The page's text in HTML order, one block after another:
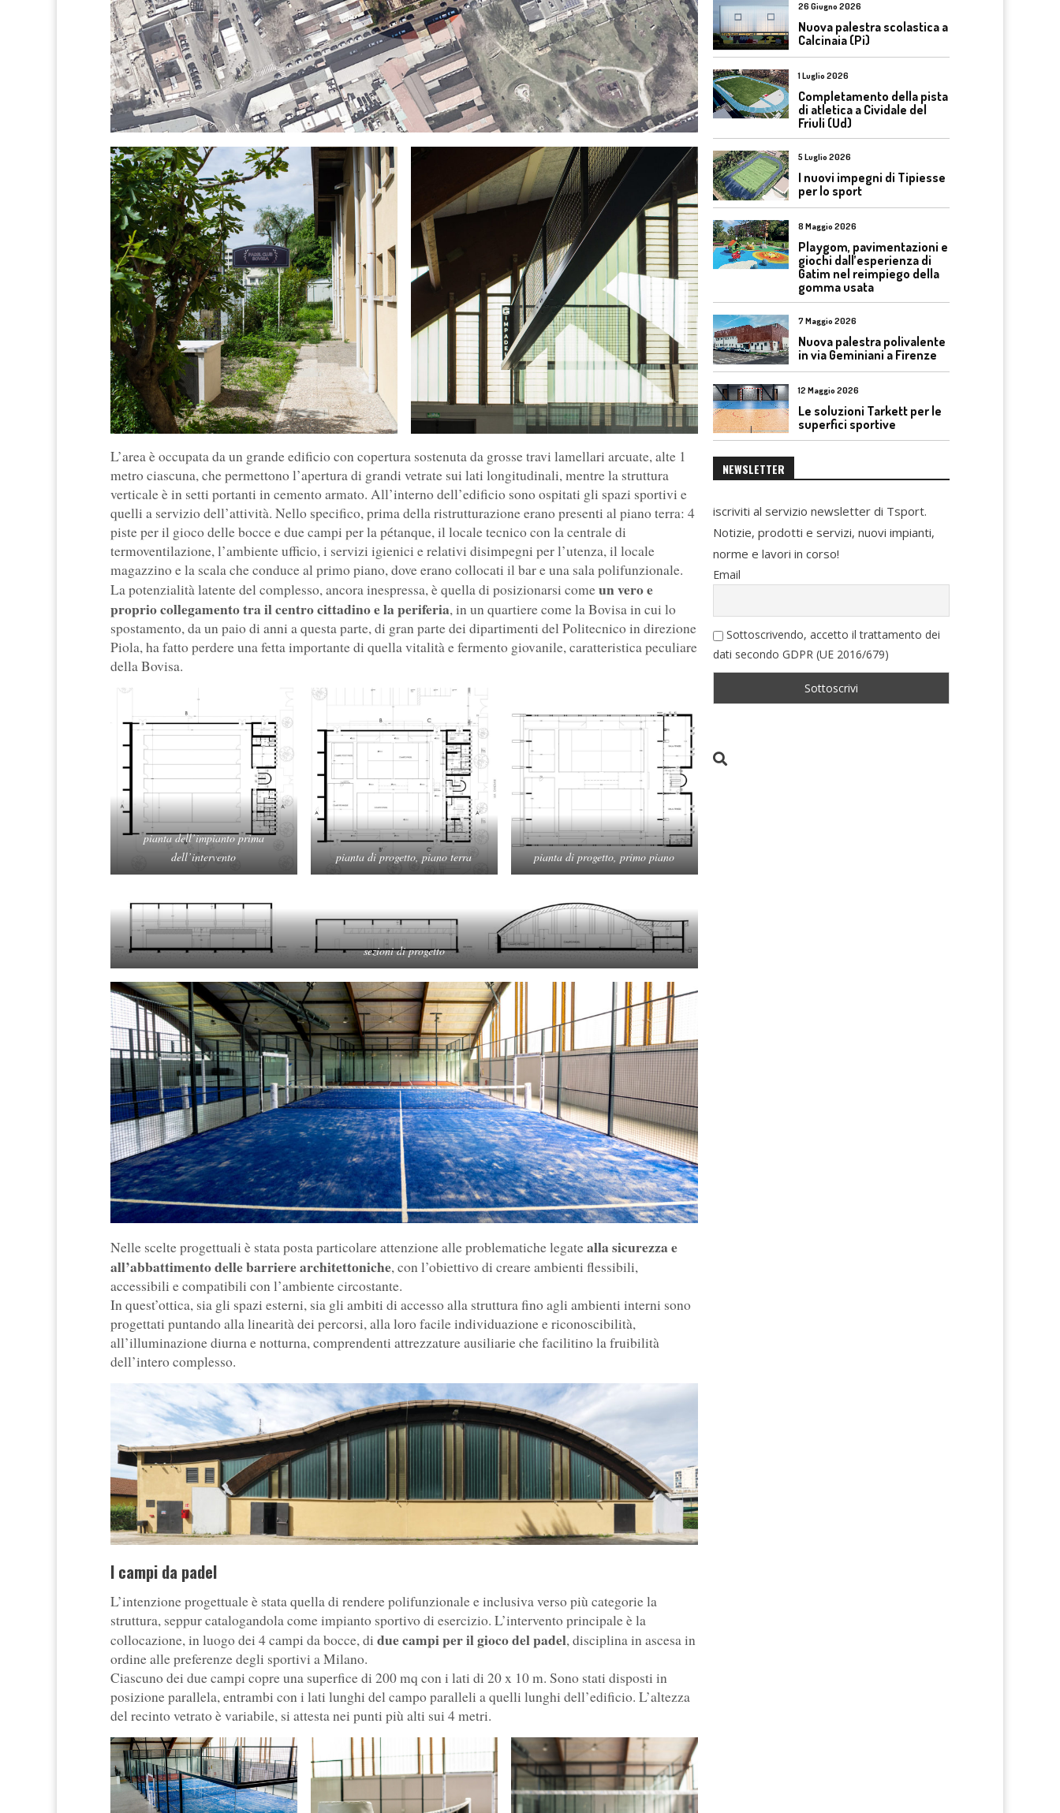
L’area è occupata da un grande edificio con copertura sostenuta da grosse travi lamellari arcuate, alte 1
metro ciascuna, che permettono l’apertura di grandi vetrate sui lati longitudinali, mentre la struttura
verticale è in setti portanti in cemento armato. All’interno dell’edificio sono ospitati gli spazi sportivi e
quelli a servizio dell’attività. Nello specifico, prima della ristrutturazione erano presenti al piano terra: 4
piste per il gioco delle bocce e due campi per la pétanque, il locale tecnico con la centrale di
termoventilazione, l’ambiente ufficio, i servizi igienici e relativi disimpegni per l’utenza, il locale
magazzino e la scala che conduce al primo piano, dove erano collocati il bar e una sala polifunzionale.
La potenzialità latente del complesso, ancora inespressa, è quella di posizionarsi comeun vero e
proprio collegamento tra il centro cittadino e la periferia, in un quartiere come la Bovisa in cui lo
spostamento, da un paio di anni a questa parte, di gran parte dei dipartimenti del Politecnico in direzione
Piola, ha fatto perdere una fetta importante di quella vitalità e fermento giovanile, caratteristica peculiare
della Bovisa.
pianta dell’impianto prima
dell’intervento
pianta di progetto, piano terra pianta di progetto, primo piano
sezioni di progetto
Nelle scelte progettuali è stata posta particolare attenzione alle problematiche legatealla sicurezza e
all’abbattimento delle barriere architettoniche, con l’obiettivo di creare ambienti flessibili,
accessibili e compatibili con l’ambiente circostante.
In quest’ottica, sia gli spazi esterni, sia gli ambiti di accesso alla struttura fino agli ambienti interni sono
progettati puntando alla linearità dei percorsi, alla loro facile individuazione e riconoscibilità,
all’illuminazione diurna e notturna, comprendenti attrezzature ausiliarie che facilitino la fruibilità
dell’intero complesso.
I campi da padel
L’intenzione progettuale è stata quella di rendere polifunzionale e inclusiva verso più categorie la
struttura, seppur catalogandola come impianto sportivo di esercizio. L’intervento principale è la
collocazione, in luogo dei 4 campi da bocce, di due campi per il gioco del padel, disciplina in ascesa in
ordine alle preferenze degli sportivi a Milano.
Ciascuno dei due campi copre una superfice di 200 mq con i lati di 20 x 10 m. Sono stati disposti in
posizione parallela, entrambi con i lati lunghi del campo paralleli a quelli lunghi dell’edificio. L’altezza
del recinto vetrato è variabile, si attesta nei punti più alti sui 4 metri.
26 Giugno 2026
Nuova palestra scolastica a
Calcinaia (Pi)
1 Luglio 2026
Completamento della pista
di atletica a Cividale del
Friuli (Ud)
5 Luglio 2026
I nuovi impegni di Tipiesse
per lo sport
8 Maggio 2026
Playgom, pavimentazioni e
giochi dall’esperienza di
Gatim nel reimpiego della
gomma usata
7 Maggio 2026
Nuova palestra polivalente
in via Geminiani a Firenze
12 Maggio 2026
Le soluzioni Tarkett per le
superfici sportive
NEWSLETTER
iscriviti al servizio newsletter di Tsport.
Notizie, prodotti e servizi, nuovi impianti,
norme e lavori in corso!
Email
Sottoscrivendo, accetto il trattamento dei
dati secondo GDPR (UE 2016/679)